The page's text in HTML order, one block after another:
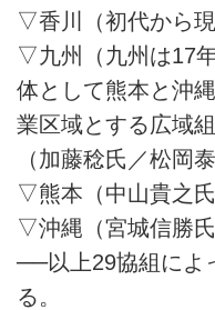
▽香川（初代から現
▽九州（九州は17
体として熊本と沖
業区域とする広域
（加藤稔氏／松岡
▽熊本（中山貴之氏
▽沖縄（宮城信勝氏
──以上29協組によ
る。